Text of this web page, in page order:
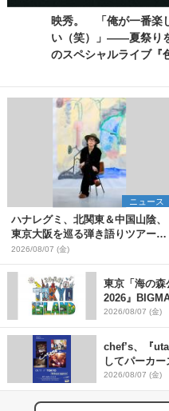
映秀。 「俺が一番楽
い（笑）」――夏祭り
のスペシャルライブ『
ニュース
ハナレグミ、北関東＆中国山陰、
東京大阪を巡る弾き語りツアー10
月より開催決定
2026/08/07 (金)
東京「海の
2026』
発表 ワーク
2026/08/07 (金)
chef’s、『
してパーカ
2026/08/07 (金)